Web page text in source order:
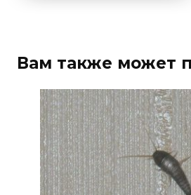
Вам также может